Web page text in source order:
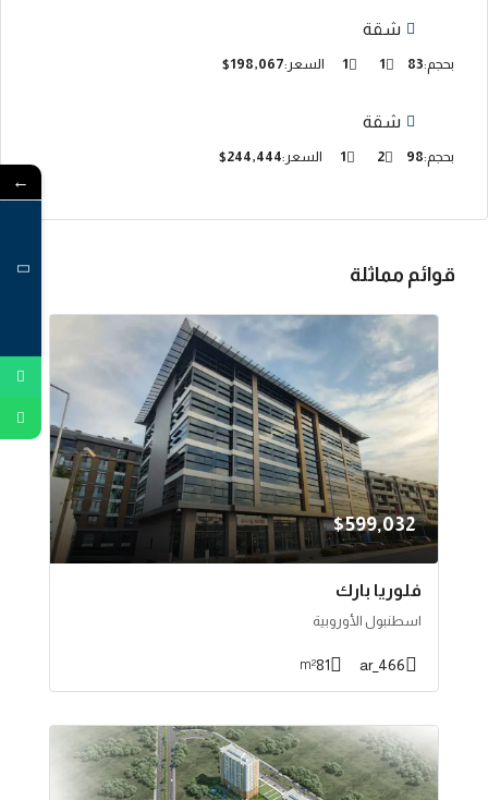
شقة
بحجم:83
1
1 السعر:$198,067
شقة
بحجم:98
2
1 السعر:$244,444
قوائم مماثلة
$599,032
فلوريا بارك
اسطنبول الأوروبية
466_ar
81
m²
←